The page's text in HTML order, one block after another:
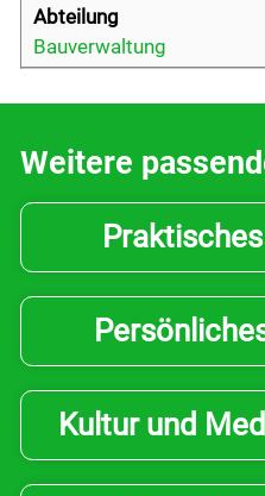
Bauverwaltung
Weitere
Praktisches
Kultur und